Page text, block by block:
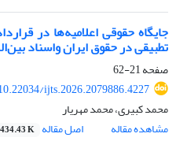
جایگاه حقوقی اعلامیه‌ها در
تطبیقی در حقوق ایران واسناد
صفحه21-62
ijts.2026.2079886.4227
محمد کبیری، محمد مهریار
مشاهده مقاله
اصل مقاله 434.43 K